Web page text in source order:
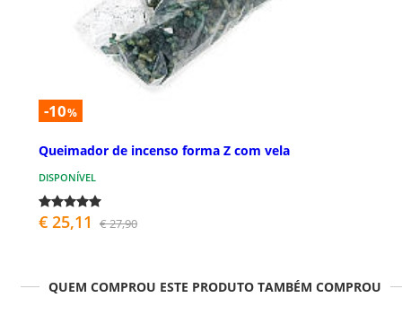
-10%
Queimador de incenso forma Z com vela
DISPONÍVEL
€ 25,11 € 27,90
QUEM COMPROU ESTE PRODUTO TAMBÉM COMPROU